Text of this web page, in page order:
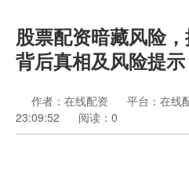
股票配资暗藏风险
背后真相及风险提示
作者：在线配资 平台：在线
23:09:52
阅读： 0